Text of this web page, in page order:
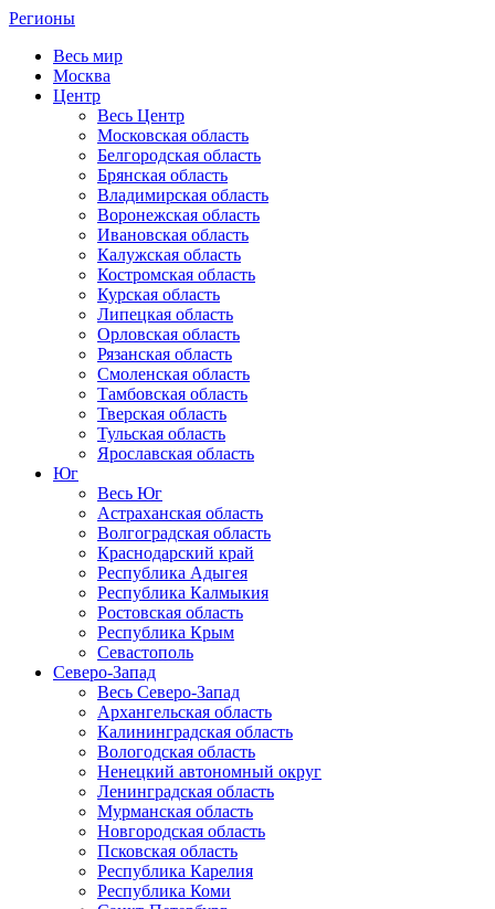
Регионы
Весь мир
Москва
Центр
Весь Центр
Московская область
Белгородская область
Брянская область
Владимирская область
Воронежская область
Ивановская область
Калужская область
Костромская область
Курская область
Липецкая область
Орловская область
Рязанская область
Смоленская область
Тамбовская область
Тверская область
Тульская область
Ярославская область
Юг
Весь Юг
Астраханская область
Волгоградская область
Краснодарский край
Республика Адыгея
Республика Калмыкия
Ростовская область
Республика Крым
Севастополь
Северо-Запад
Весь Северо-Запад
Архангельская область
Калининградская область
Вологодская область
Ненецкий автономный округ
Ленинградская область
Мурманская область
Новгородская область
Псковская область
Республика Карелия
Республика Коми